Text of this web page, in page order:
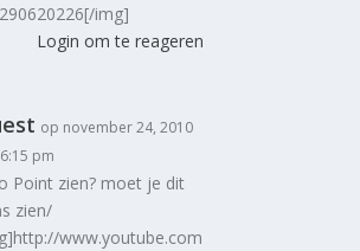
img]
Login om te reageren
op november 24, 2010
pm
Point zien? moet je dit
zien/
www.youtube.com